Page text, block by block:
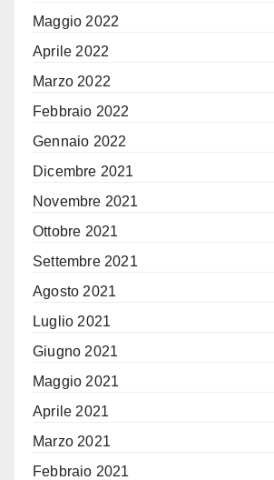
Maggio 2022
Aprile 2022
Marzo 2022
Febbraio 2022
Gennaio 2022
Dicembre 2021
Novembre 2021
Ottobre 2021
Settembre 2021
Agosto 2021
Luglio 2021
Giugno 2021
Maggio 2021
Aprile 2021
Marzo 2021
Febbraio 2021